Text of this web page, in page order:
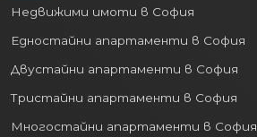
Недвижими имоти в София
Едностайни апартаменти в София
Двустайни апартаменти в София
Тристайни апартаменти в София
Многостайни апартаменти в София